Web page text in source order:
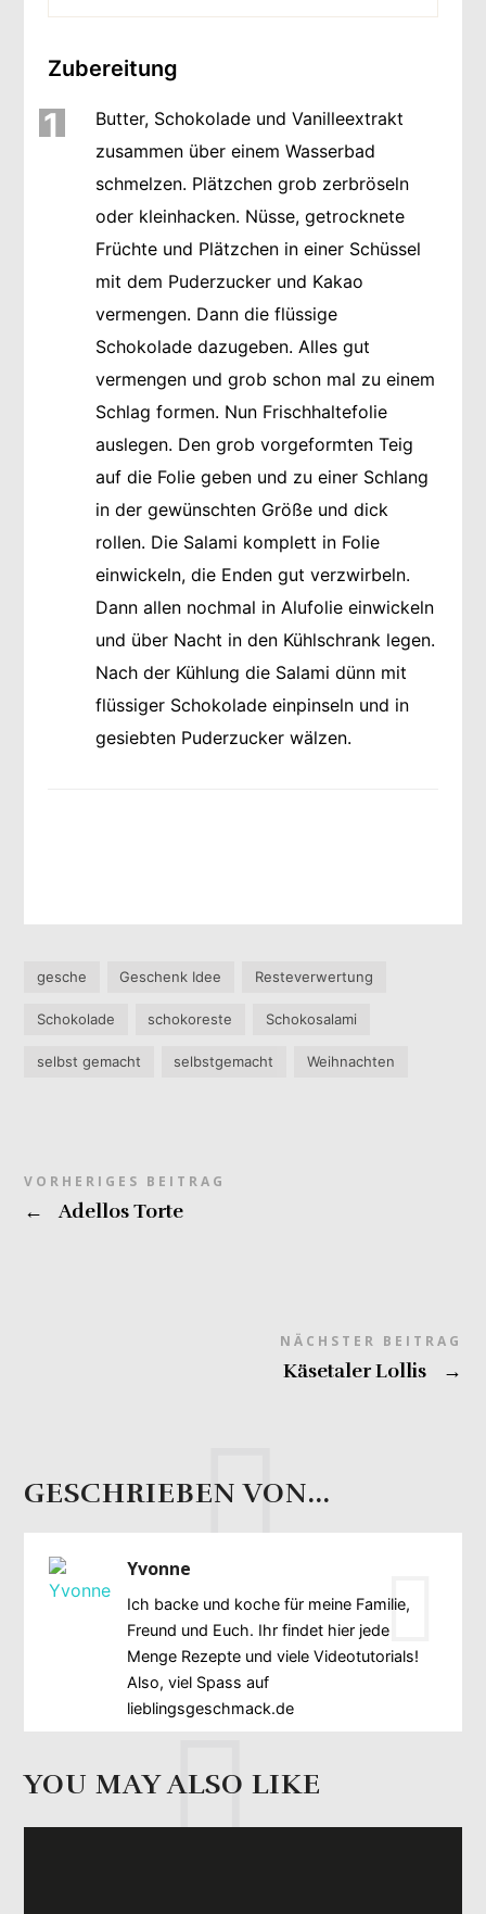
Zubereitung
1
Butter, Schokolade und Vanilleextrakt
zusammen über einem Wasserbad
schmelzen. Plätzchen grob zerbröseln
oder kleinhacken. Nüsse, getrocknete
Früchte und Plätzchen in einer Schüssel
mit dem Puderzucker und Kakao
vermengen. Dann die flüssige
Schokolade dazugeben. Alles gut
vermengen und grob schon mal zu einem
Schlag formen. Nun Frischhaltefolie
auslegen. Den grob vorgeformten Teig
auf die Folie geben und zu einer Schlang
in der gewünschten Größe und dick
rollen. Die Salami komplett in Folie
einwickeln, die Enden gut verzwirbeln.
Dann allen nochmal in Alufolie einwickeln
und über Nacht in den Kühlschrank legen.
Nach der Kühlung die Salami dünn mit
flüssiger Schokolade einpinseln und in
gesiebten Puderzucker wälzen.
gesche Geschenk Idee Resteverwertung
Schokolade schokoreste Schokosalami
selbst gemacht selbstgemacht Weihnachten
VORHERIGES BEITRAG
← Adellos Torte
NÄCHSTER BEITRAG
Käsetaler Lollis →
GESCHRIEBEN VON...
Yvonne
Ich backe und koche für meine Familie,
Freund und Euch. Ihr findet hier jede
Menge Rezepte und viele Videotutorials!
Also, viel Spass auf
lieblingsgeschmack.de
YOU MAY ALSO LIKE